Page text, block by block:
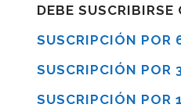
DEBE SUSCRIBIRSE
SUSCRIPCIÓN POR
SUSCRIPCIÓN POR
SUSCRIPCIÓN POR